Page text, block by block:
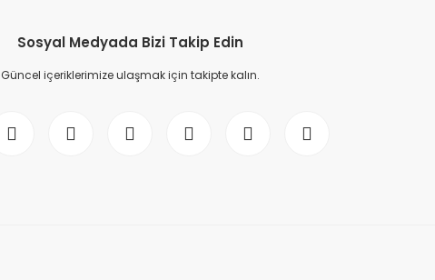
Sosyal Medyada Bizi Takip Edin
Güncel içeriklerimize ulaşmak için takipte kalın.